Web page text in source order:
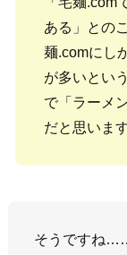
ある」との
麺.comにし
が多いとい
で「ラーメ
だと思いま
そうですね